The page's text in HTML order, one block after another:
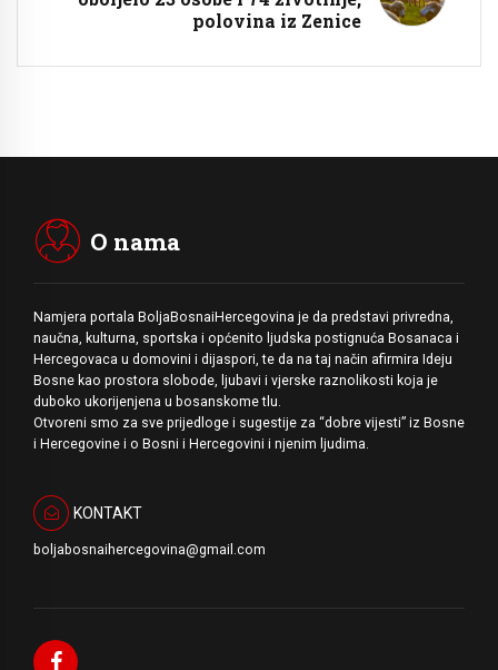
polovina iz Zenice
O nama
Namjera portala BoljaBosnaiHercegovina je da predstavi privredna,
naučna, kulturna, sportska i općenito ljudska postignuća Bosanaca i
Hercegovaca u domovini i dijaspori, te da na taj način afirmira Ideju
Bosne kao prostora slobode, ljubavi i vjerske raznolikosti koja je
duboko ukorijenjena u bosanskome tlu.
Otvoreni smo za sve prijedloge i sugestije za “dobre vijesti” iz Bosne
i Hercegovine i o Bosni i Hercegovini i njenim ljudima.
KONTAKT
boljabosnaihercegovina@gmail.com